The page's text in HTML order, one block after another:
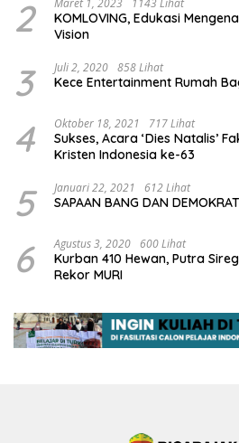
2
KOMLOVING, Edukasi
Vision
3 Juli 2, 2020 858 Lihat
Kece Entertainment Rumah
4 Oktober 18, 2021 717 Lihat
Sukses, Acara ‘Dies Natalis’ Fakultas Hukum Universitas
Kristen Indonesia ke-63
5 Januari 22, 2021 612 Lihat
SAPAAN BANG DAN
6 Agustus 3, 2020 600 Lihat
Kurban 410 Hewan, Putra
Rekor MURI